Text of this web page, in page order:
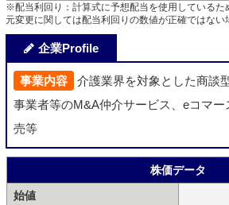
※配当利回り：計算式に予想配当を使用しているた
元変更に関しては配当利回りの数値が正確ではない
企業Profile
事業内容
介護業界を対象とした商談
事業者等のM&A仲介サービス、eコマー
売等
株価データ
始値